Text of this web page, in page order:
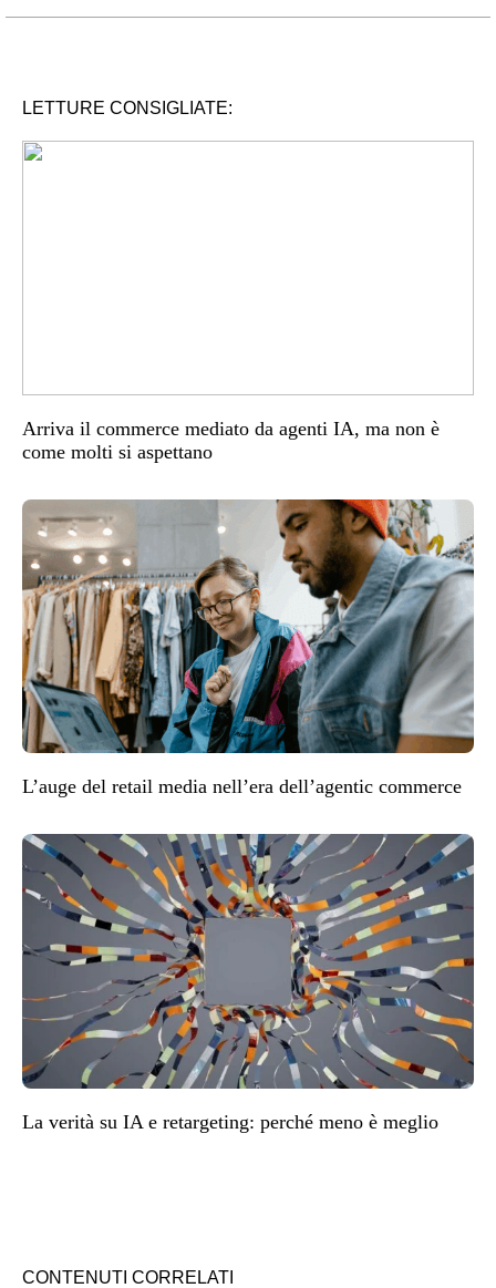
LETTURE CONSIGLIATE:
Arriva il commerce mediato da agenti IA, ma non è
come molti si aspettano
L’auge del retail media nell’era dell’agentic commerce
La verità su IA e retargeting: perché meno è meglio
CONTENUTI CORRELATI